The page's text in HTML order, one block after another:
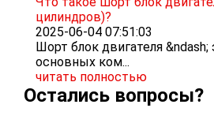
цилиндров)?
2025-06-04 07:51:03
Шорт блок двигателя &ndash;
основных ком...
читать полностью
Остались вопросы?